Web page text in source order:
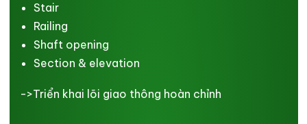
Stair
Railing
Shaft opening
Section & elevation
->Triển khai lõi giao thông hoàn chỉnh